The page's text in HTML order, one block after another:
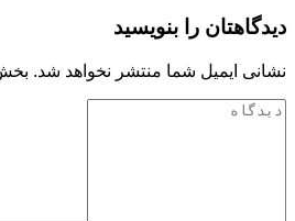
دیدگاهتان را بنویسید
نشانی ایمیل شما منتشر نخواهد شد.